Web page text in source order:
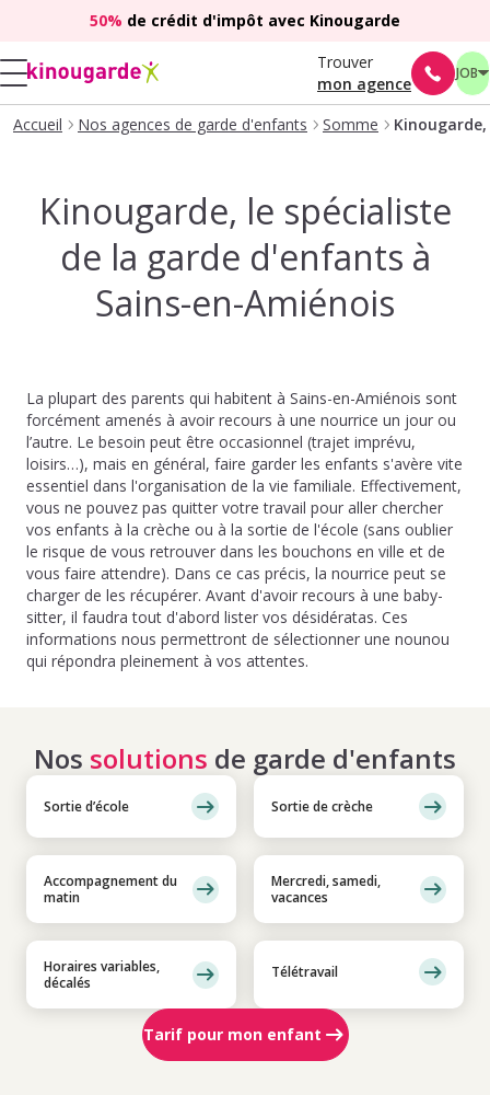
50% de crédit d'impôt avec Kinougarde
Trouver
mon agence
JOB
Accueil Nos agences de garde d'enfants Somme
Kinougarde, le spécialiste
de la garde d'enfants à
Sains-en-Amiénois
La plupart des parents qui habitent à Sains-en-Amiénois sont
forcément amenés à avoir recours à une nourrice un jour ou
l’autre. Le besoin peut être occasionnel (trajet imprévu,
loisirs…), mais en général, faire garder les enfants s'avère vite
essentiel dans l'organisation de la vie familiale. Effectivement,
vous ne pouvez pas quitter votre travail pour aller chercher
vos enfants à la crèche ou à la sortie de l'école (sans oublier
le risque de vous retrouver dans les bouchons en ville et de
vous faire attendre). Dans ce cas précis, la nourrice peut se
charger de les récupérer. Avant d'avoir recours à une baby-
sitter, il faudra tout d'abord lister vos désidératas. Ces
informations nous permettront de sélectionner une nounou
qui répondra pleinement à vos attentes.
Nos solutions de garde d'enfants
Sortie d’école Sortie de crèche
Accompagnement du
matin
Mercredi, samedi,
vacances
Horaires variables,
décalés
Télétravail
Tarif pour mon enfant